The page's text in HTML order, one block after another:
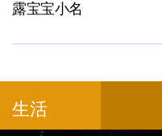
露宝宝小名
生活